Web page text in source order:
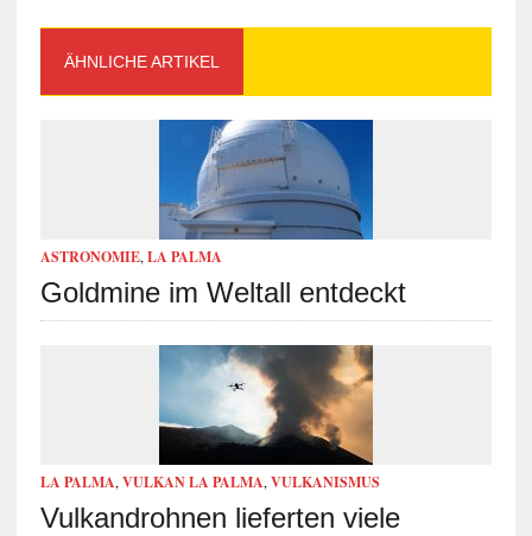
ÄHNLICHE ARTIKEL
ASTRONOMIE,LA PALMA
Goldmine im Weltall entdeckt
LA PALMA,VULKAN LA PALMA,VULKANISMUS
Vulkandrohnen lieferten viele